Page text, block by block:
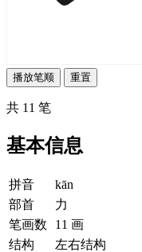
播放笔顺 重置
共 11 笔
基本信息
拼音
kān
部首
力
笔画数
11 画
结构
左右结构